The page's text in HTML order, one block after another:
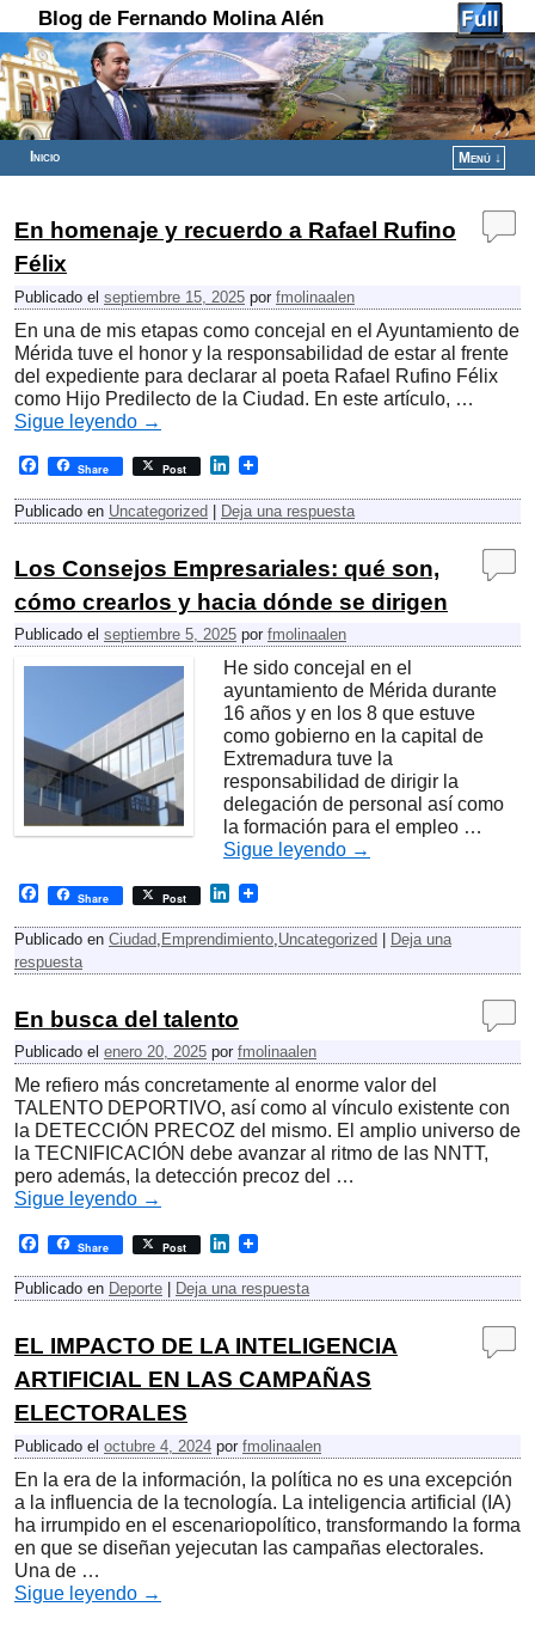
Blog de Fernando Molina Alén
Inicio
Menú ↓
En homenaje y recuerdo a Rafael Rufino
Félix
Publicado el septiembre 15, 2025 por fmolinaalen
En una de mis etapas como concejal en el Ayuntamiento de
Mérida tuve el honor y la responsabilidad de estar al frente
del expediente para declarar al poeta Rafael Rufino Félix
como Hijo Predilecto de la Ciudad. En este artículo, …
Sigue leyendo →
F
c
e
o
o
k
Share Post
L
n
k
d
I
n
Publicado en Uncategorized | Deja una respuesta
Los Consejos Empresariales: qué son,
cómo crearlos y hacia dónde se dirigen
Publicado el septiembre 5, 2025 por fmolinaalen
He sido concejal en el
ayuntamiento de Mérida durante
16 años y en los 8 que estuve
como gobierno en la capital de
Extremadura tuve la
responsabilidad de dirigir la
delegación de personal así como
la formación para el empleo …
Sigue leyendo →
F
a
c
e
b
k
Share Post
L
n
k
e
n
Publicado en Ciudad Emprendimiento Uncategorized
Deja una
respuesta
En busca del talento
Publicado el enero 20, 2025 por fmolinaalen
Me refiero más concretamente al enorme valor del
TALENTO DEPORTIVO, así como al vínculo existente con
la DETECCIÓN PRECOZ del mismo. El amplio universo de
la TECNIFICACIÓN debe avanzar al ritmo de las NNTT,
pero además, la detección precoz del …
Sigue leyendo →
F
c
e
o
k
Share Post
L
n
k
d
I
n
Publicado en Deporte Deja una respuesta
EL IMPACTO DE LA INTELIGENCIA
ARTIFICIAL EN LAS CAMPAÑAS
ELECTORALES
Publicado el octubre 4, 2024 por fmolinaalen
En la era de la información, la política no es una excepción
a la influencia de la tecnología. La inteligencia artificial (IA)
ha irrumpido en el escenariopolítico, transformando la forma
en que se diseñan yejecutan las campañas electorales.
Una de …
Sigue leyendo →